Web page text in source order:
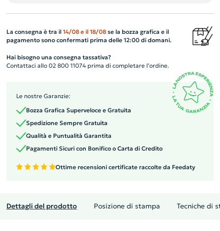
La consegna è tra il 14/08 e il 18/08se la bozza grafica e il
pagamento sono confermati prima delle 12:00 di domani.
Hai bisogno una consegna tassativa?
Contattaci allo 02 800 11074 prima di completare l’ordine.
Le nostre Garanzie:
Bozza Grafica Superveloce e Gratuita
Spedizione Sempre Gratuita
Qualità e Puntualità Garantita
Pagamenti Sicuri con Bonifico o Carta di Credito
Ottime recensioni certificate raccolte da Feedaty
Dettagli del prodotto Posizione di stampa Tecniche di